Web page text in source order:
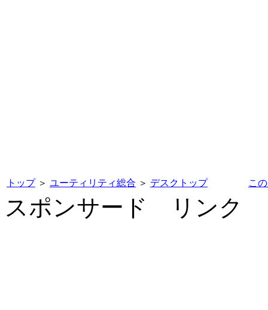
トップ＞ ユーティリティ総合 ＞ デスクトップ こ
スポンサード リンク